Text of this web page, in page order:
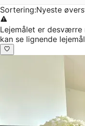
Sortering:Nyeste
Lejemålet er desværre
kan se lignende